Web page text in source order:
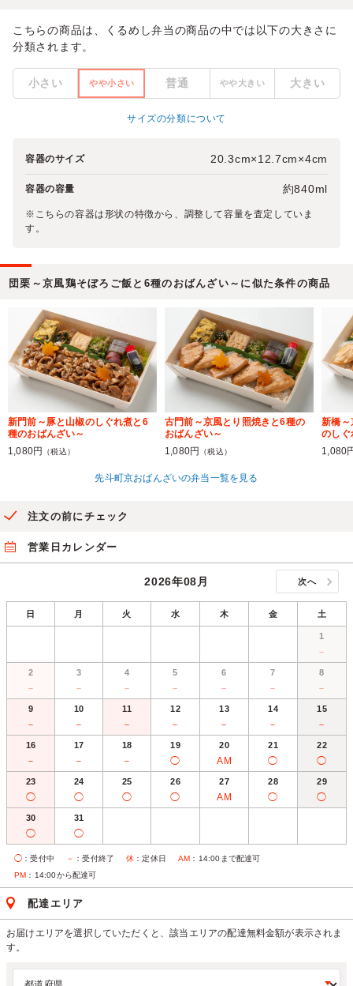
こちらの商品は、くるめし弁当の商品の中では以下の大きさに
分類されます。
小さい やや小さい 普通 やや大きい 大きい
サイズの分類について
容器のサイズ 20.3cm×12.7cm×4cm
容器の容量 約840ml
※こちらの容器は形状の特徴から、調整して容量を査定していま
す。
団栗～京風鶏そぼろご飯と6種のおばんざい～に似た条件の商品
新門前～豚と山椒のしぐれ煮と6
種のおばんざい～
1,080円
（税込）
古門前～京風とり照焼きと6種の
おばんざい～
1,080円
（税込）
新橋～
のしぐ
1,080
先斗町京おばんざいの弁当一覧を見る
注文の前にチェック
営業日カレンダー
2026年08月 次へ
日 月 火 水 木 金 土
1
－
2
－
3
－
4
－
5
－
6
－
7
－
8
－
9
－
10
－
11
－
12
－
13
－
14
－
15
－
16
－
17
－
18
－
19
◯
20
AM
21
◯
22
◯
23
◯
24
◯
25
◯
26
◯
27
AM
28
◯
29
◯
30
◯
31
◯
◯ ：受付中 － ：受付終了 休 ：定休日 AM ：14:00まで配達可
PM ：14:00から配達可
配達エリア
お届けエリアを選択していただくと、該当エリアの配達無料金額が表示されま
す。